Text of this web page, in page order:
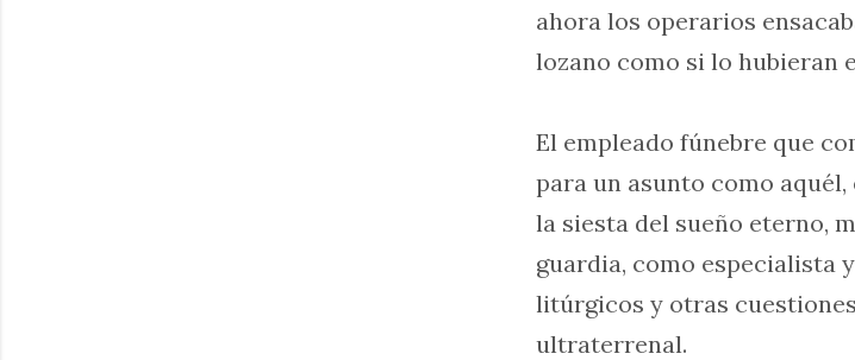
ahora los operarios
lozano como si lo hubieran
El empleado fúnebre que
para un asunto como
la siesta del sueño eterno,
guardia, como especialista
litúrgicos y otras
ultraterrenal.